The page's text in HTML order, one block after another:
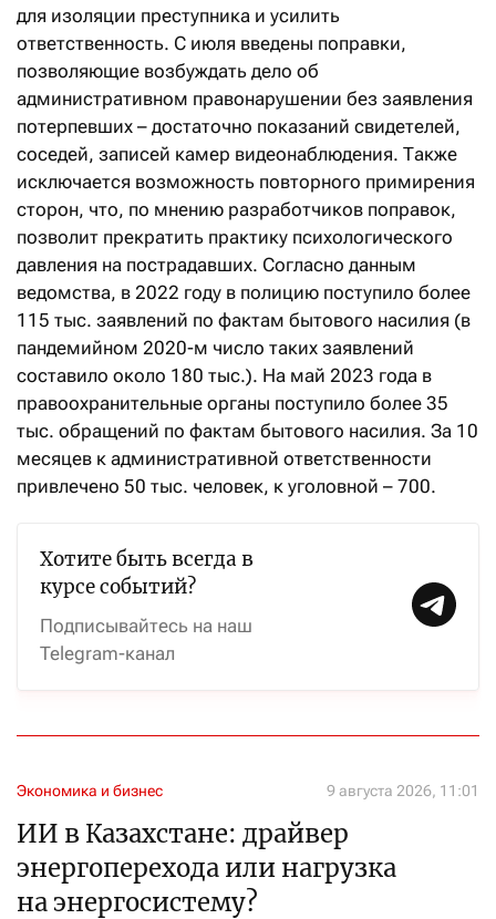
для изоляции преступника и усилить
ответственность. С июля введены поправки,
позволяющие возбуждать дело об
административном правонарушении без заявления
потерпевших – достаточно показаний свидетелей,
соседей, записей камер видеонаблюдения. Также
исключается возможность повторного примирения
сторон, что, по мнению разработчиков поправок,
позволит прекратить практику психологического
давления на пострадавших. Согласно данным
ведомства, в 2022 году в полицию поступило более
115 тыс. заявлений по фактам бытового насилия (в
пандемийном 2020-м число таких заявлений
составило около 180 тыс.). На май 2023 года в
правоохранительные органы поступило более 35
тыс. обращений по фактам бытового насилия. За 10
месяцев к административной ответственности
привлечено 50 тыс. человек, к уголовной – 700.
Хотите быть всегда в
курсе событий?
Подписывайтесь на наш
Telegram-канал
Экономика и бизнес 9 августа 2026, 11:01
ИИ в Казахстане: драйвер
энергоперехода или нагрузка
на энергосистему?